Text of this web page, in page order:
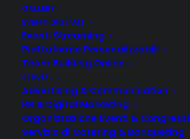
GALLERY
EVENTI DIGITALI
Eventi Streaming
Piattaforme Personalizzabili
Team Building Online
SERVIZI
Advertising & Communication
PR & Digital Marketing
Organizzazione Eventi & Congressi
Servizio di Catering & Banqueting
Non è stato trovato nulla.